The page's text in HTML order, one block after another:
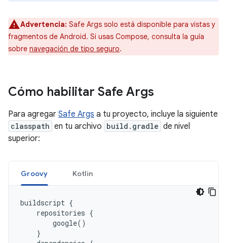
Advertencia: Safe Args solo está disponible para vistas y
fragmentos de Android. Si usas Compose, consulta la guía
sobre navegación de tipo seguro.
Cómo habilitar Safe Args
Para agregar Safe Args a tu proyecto, incluye la siguiente
classpath en tu archivo build.gradle de nivel
superior:
Groovy Kotlin
buildscript {
repositories {
google()
}